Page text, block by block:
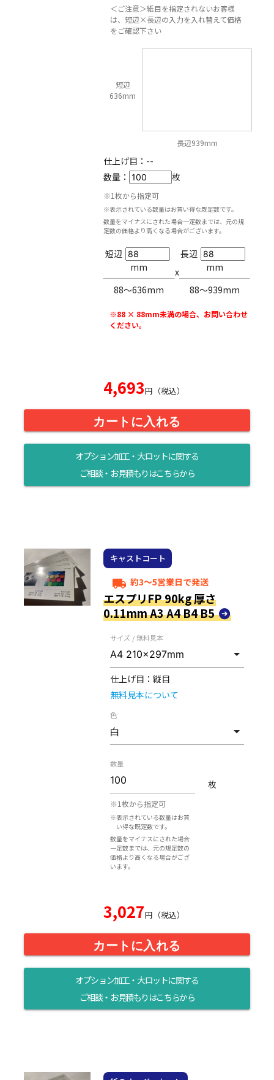
＜ご注意＞紙目を指定されないお客様
は、短辺×長辺の入力を入れ替えて価格
をご確認下さい
短辺
636mm
長辺939mm
仕上げ目： --
数量：
枚
※1枚から指定可
※表示されている数量はお買い得な既定数です。
数量をマイナスにされた場合一定数までは、元の規
定数の価格より高くなる場合がございます。
短辺
mm
88〜636mm
x
長辺
mm
88〜939mm
※88 × 88mm未満の場合、お問い合わせ
ください。
4,693円（税込）
カートに入れる
オプション加工・大ロットに関する
ご相談・お見積もりはこちらから
キャストコート
local_shipping 約3～5営業日で発送
エスプリFP 90kg 厚さ
0.11mm A3 A4 B4 B5
サイズ / 無料見本
仕上げ目： 縦目
無料見本について
色
数量
※1枚から指定可
※表示されている数量はお買
い得な既定数です。
数量をマイナスにされた場合
一定数までは、元の規定数の
価格より高くなる場合がござ
います。
枚
3,027円（税込）
カートに入れる
オプション加工・大ロットに関する
ご相談・お見積もりはこちらから